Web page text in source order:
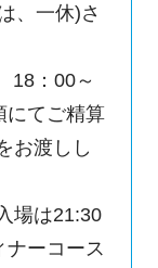
、一休)さ
18：00～
にてご精算
お渡しし
場は21:30
ナーコース